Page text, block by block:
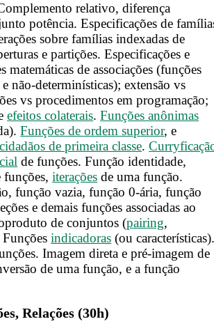
relativo, diferença
potência. Especificações de
sobre famílias indexadas de
e partições. Especificações e
matemáticas de associações (funções
não-determinísticas); extensão vs
vs procedimentos em programação;
efeitos colaterais.Funções anônimas
Funções de ordem superior, e
cidadãos de primeira classe.
de funções. Função identidade,
funções,iterações de uma função.
função vazia, função 0-ária, função
e demais funções associadas ao
de conjuntos (pairing,
indicadoras (ou
Imagem direta e pré-imagem de
de uma função, e a função
Relações (30h)